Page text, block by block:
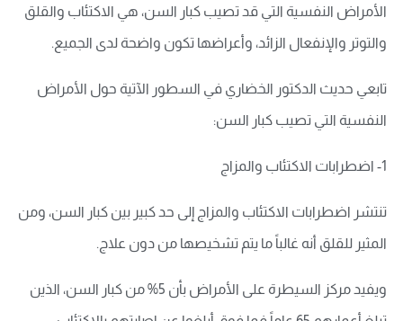
الأمراض النفسية التي قد تصيب كبار السن، هي الاكتئاب والقلق
والتوتر والإنفعال الزائد، وأعراضها تكون واضحة لدى الجميع.
تابعي حديث الدكتور الخضاري في السطور الآتية حول الأمراض
النفسية التي تصيب كبار السن:
1- اضطرابات الاكتئاب والمزاج
تنتشر اضطرابات الاكتئاب والمزاج إلى حد كبير بين كبار السن، ومن
المثير للقلق أنه غالباً ما يتم تشخيصها من دون علاج.
ويفيد مركز السيطرة على الأمراض بأن 5% من كبار السن، الذين